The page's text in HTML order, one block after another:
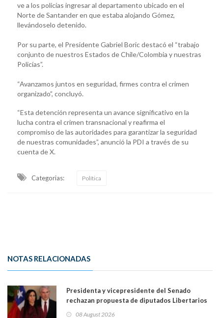
ve a los policías ingresar al departamento ubicado en el
Norte de Santander en que estaba alojando Gómez,
llevándoselo detenido.
Por su parte, el Presidente Gabriel Boric destacó el “trabajo
conjunto de nuestros Estados de Chile/Colombia y nuestras
Policías”.
“Avanzamos juntos en seguridad, firmes contra el crimen
organizado”, concluyó.
“Esta detención representa un avance significativo en la
lucha contra el crimen transnacional y reafirma el
compromiso de las autoridades para garantizar la seguridad
de nuestras comunidades”, anunció la PDI a través de su
cuenta de X.
Categorias: Política
NOTAS RELACIONADAS
Presidenta y vicepresidente del Senado
rechazan propuesta de diputados Libertarios
08 August 2026